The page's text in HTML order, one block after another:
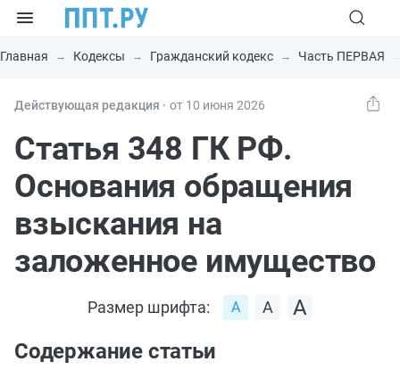
Главная Кодексы Гражданский кодекс Часть ПЕРВАЯ
Действующая редакция ⸱ от 10 июня 2026
Статья 348 ГК РФ.
Основания обращения
взыскания на
заложенное имущество
Размер шрифта:
Содержание статьи